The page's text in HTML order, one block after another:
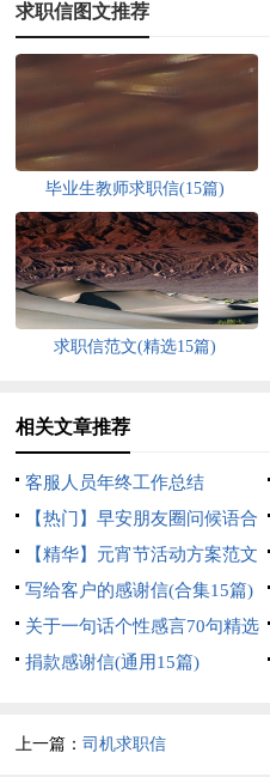
求职信图文推荐
毕业生教师求职信(15篇)
求职信范文(精选15篇)
相关文章推荐
客服人员年终工作总结
【热门】早安朋友圈问候语合
集65句
【精华】元宵节活动方案范文
集合8篇
写给客户的感谢信(合集15篇)
关于一句话个性感言70句精选
捐款感谢信(通用15篇)
上一篇：司机求职信